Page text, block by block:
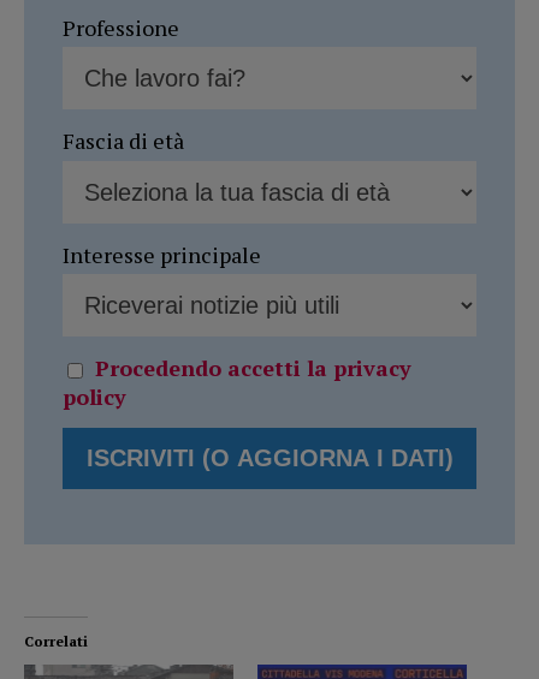
Professione
Fascia di età
Interesse principale
Procedendo accetti la privacy
policy
Correlati